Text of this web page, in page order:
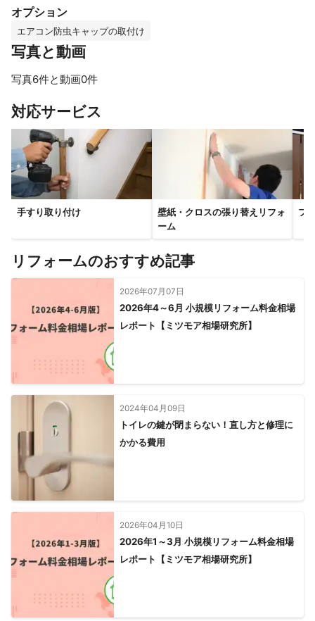
オプション
エアコン防虫キャップの取付け
写真と動画
写真6件と動画0件
対応サービス
手すり取り付け
壁紙・クロスの張り替えリフォ
ーム
フ
リフォームのおすすめ記事
2026年07月07日
2026年4～6月 小規模リフォーム料金相場
レポート【ミツモア相場研究所】
2024年04月09日
トイレの鍵が閉まらない！直し方と修理に
かかる費用
2026年04月10日
2026年1～3月 小規模リフォーム料金相場
レポート【ミツモア相場研究所】